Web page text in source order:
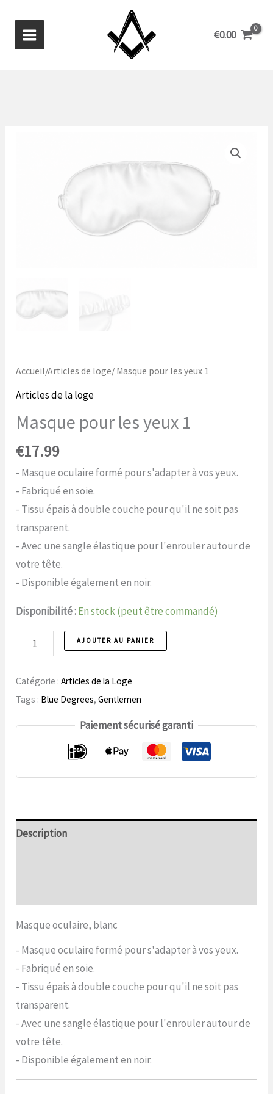
contenu
€0.00
Accueil/Articles de loge/ Masque pour les yeux 1
Articles de la loge
Masque pour les yeux 1
€17.99
- Masque oculaire formé pour s'adapter à vos yeux.
- Fabriqué en soie.
- Tissu épais à double couche pour qu'il ne soit pas
transparent.
- Avec une sangle élastique pour l'enrouler autour de
votre tête.
- Disponible également en noir.
Disponibilité :En stock (peut être commandé)
Masque
pour
les
yeux
numéro
AJOUTER AU PANIER
Catégorie :Articles de la Loge
Tags : Blue Degrees,Gentlemen
Paiement sécurisé garanti
Description
Masque oculaire, blanc
- Masque oculaire formé pour s'adapter à vos yeux.
- Fabriqué en soie.
- Tissu épais à double couche pour qu'il ne soit pas
transparent.
- Avec une sangle élastique pour l'enrouler autour de
votre tête.
- Disponible également en noir.